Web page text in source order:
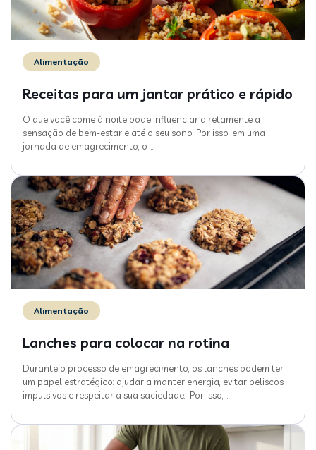
Alimentação
Receitas para um jantar prático e rápido
O que você come à noite pode influenciar diretamente a
sensação de bem-estar e até o seu sono. Por isso, em uma
jornada de emagrecimento, o …
Alimentação
Lanches para colocar na rotina
Durante o processo de emagrecimento, os lanches podem ter
um papel estratégico: ajudar a manter energia, evitar beliscos
impulsivos e respeitar a sua saciedade. Por isso, …